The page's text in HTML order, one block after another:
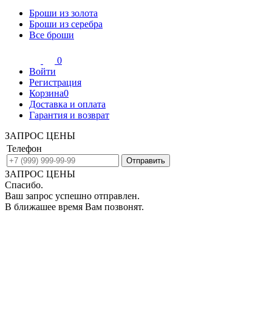
Броши из золота
Броши из серебра
Все броши
0
Войти
Регистрация
Корзина0
Доставка и оплата
Гарантия и возврат
ЗАПРОС ЦЕНЫ
Телефон
ЗАПРОС ЦЕНЫ
Спасибо.
Ваш запрос успешно отправлен.
В ближашее время Вам позвонят.